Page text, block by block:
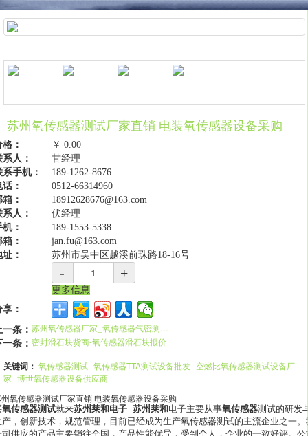
苏州氧传感器测试厂家直销 电装氧传感器设备采购
： ￥ 0.00
系人：
甘经理
系手机：
189-1262-8676
：
0512-66314960
：
18912628676@163.com
系人：
伏经理
：
189-1553-5338
：
jan.fu@163.com
：
苏州市吴中区越溪前珠路18-16号
- +
更多信息
：
条： 苏州氧传感器厂家_氧传感器气密测试设备采购
条： 密封滑石块货商-氧传感器滑石块报价
关键词： 氧传感器测试 氧传感器TTA测试设备批发 空燃比氧传感器测试设备厂
家 博世氧传感器设备供应商
氧传感器测试厂家直销 电装氧传感器设备采购
氧传感器测试就来苏州莱和电子 苏州莱和电子主要从事氧传感器测试的研发
产，创新技术，规范管理，目前已经成为生产氧传感器测试的主流企业之一。